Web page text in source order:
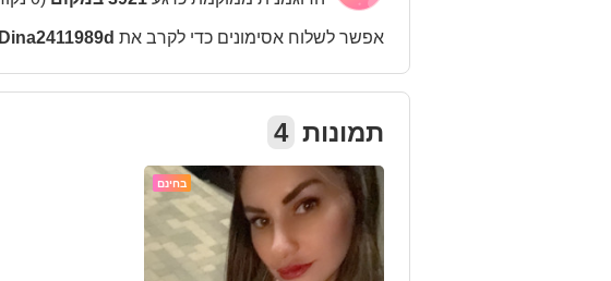
אפשר לשלוח אסימונים כדי לקרב את Dina2411989d
תמונות 4
בחינם